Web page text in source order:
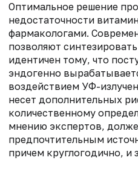
Оптимальное решение
недостаточности
фармакологами.
позволяют
идентичен тому, что
эндогенно
воздействием УФ-
несет дополнительных
количественному
мнению экспертов,
предпочтительным
причем круглогодично, и